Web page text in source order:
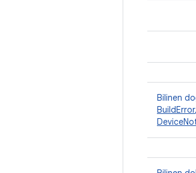
Bilinen
BuildError,